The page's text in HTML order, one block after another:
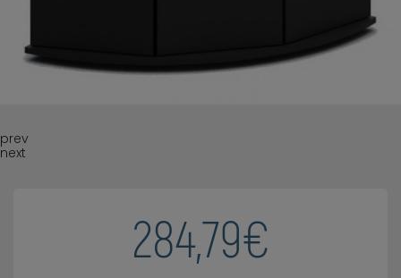
284,79€
prev
next